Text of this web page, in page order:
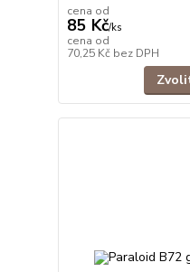
cena od
85 Kč/ks
cena od
70,25 Kč bez DPH